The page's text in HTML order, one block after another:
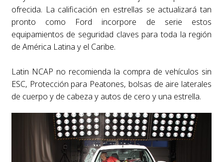
ofrecida. La calificación en estrellas se actualizará tan
pronto como Ford incorpore de serie estos
equipamientos de seguridad claves para toda la región
de América Latina y el Caribe.
Latin NCAP no recomienda la compra de vehículos sin
ESC, Protección para Peatones, bolsas de aire laterales
de cuerpo y de cabeza y autos de cero y una estrella.